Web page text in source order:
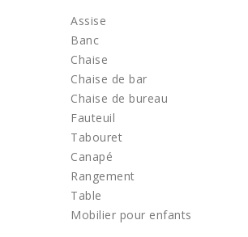
Assise
Banc
Chaise
Chaise de bar
Chaise de bureau
Fauteuil
Tabouret
Canapé
Rangement
Table
Mobilier pour enfants